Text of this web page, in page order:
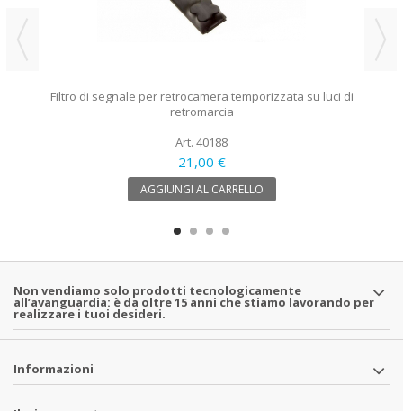
Filtro di segnale per retrocamera temporizzata su luci di
retromarcia
Art. 40188
21,00 €
AGGIUNGI AL CARRELLO
Non vendiamo solo prodotti tecnologicamente
all’avanguardia: è da oltre 15 anni che stiamo lavorando per
realizzare i tuoi desideri.
Informazioni